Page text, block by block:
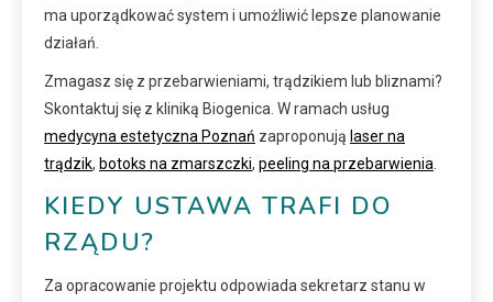
ma uporządkować system i umożliwić lepsze planowanie
działań.
Zmagasz się z przebarwieniami, trądzikiem lub bliznami?
Skontaktuj się z kliniką Biogenica. W ramach usług
medycyna estetyczna Poznań zaproponują laser na
trądzik, botoks na zmarszczki, peeling na przebarwienia
KIEDY USTAWA TRAFI DO
RZĄDU?
Za opracowanie projektu odpowiada sekretarz stanu w